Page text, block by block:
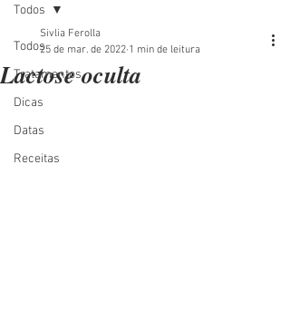
Todos
Tratamentos
Dicas
Datas
Receitas
Todos
Lactose oculta
Sivlia Ferolla
25 de mar. de 2022 1 min de leitura